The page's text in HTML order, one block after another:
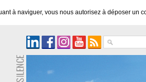
à naviguer, vous nous autorisez à déposer un